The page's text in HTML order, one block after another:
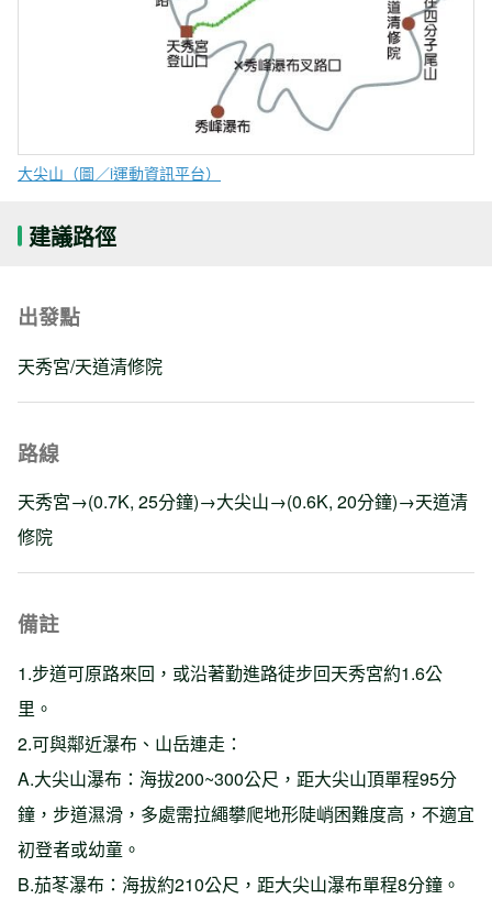
大尖山（圖／i運動資訊平台）
建議路徑
出發點
天秀宮/天道清修院
路線
天秀宮→(0.7K, 25分鐘)→大尖山→(0.6K, 20分鐘)→天道清
修院
備註
1.步道可原路來回，或沿著勤進路徒步回天秀宮約1.6公
里。
2.可與鄰近瀑布、山岳連走：
A.大尖山瀑布：海拔200~300公尺，距大尖山頂單程95分
鐘，步道濕滑，多處需拉繩攀爬地形陡峭困難度高，不適宜
初登者或幼童。
B.茄苳瀑布：海拔約210公尺，距大尖山瀑布單程8分鐘。